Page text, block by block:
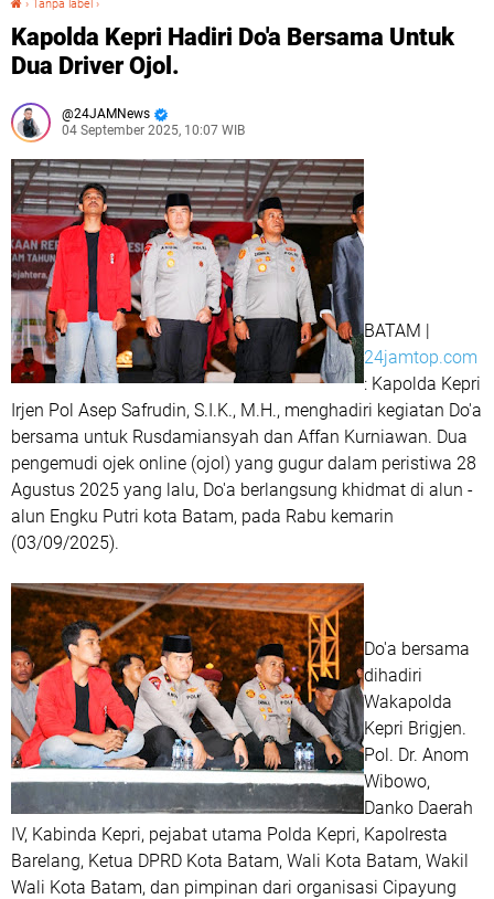
› Tanpa label ›
Kapolda Kepri Hadiri Do'a Bersama Untuk
Dua Driver Ojol.
24JAMNews
04 September 2025, 10:07 WIB
BATAM |
24jamtop.com
: Kapolda Kepri
Irjen Pol Asep Safrudin, S.I.K., M.H., menghadiri kegiatan Do'a
bersama untuk Rusdamiansyah dan Affan Kurniawan. Dua
pengemudi ojek online (ojol) yang gugur dalam peristiwa 28
Agustus 2025 yang lalu, Do'a berlangsung khidmat di alun -
alun Engku Putri kota Batam, pada Rabu kemarin
(03/09/2025).
Do'a bersama
dihadiri
Wakapolda
Kepri Brigjen.
Pol. Dr. Anom
Wibowo,
Danko Daerah
IV, Kabinda Kepri, pejabat utama Polda Kepri, Kapolresta
Barelang, Ketua DPRD Kota Batam, Wali Kota Batam, Wakil
Wali Kota Batam, dan pimpinan dari organisasi Cipayung